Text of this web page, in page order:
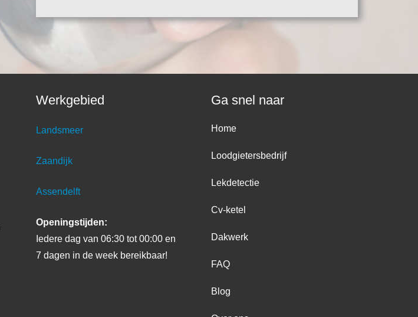
Werkgebied
Landsmeer
Zaandijk
Assendelft
Openingstijden:
Iedere dag van 06:30 tot 00:00 en
7 dagen in de week bereikbaar!
Ga snel naar
Home
Loodgietersbedrijf
Lekdetectie
Cv-ketel
Dakwerk
FAQ
Blog